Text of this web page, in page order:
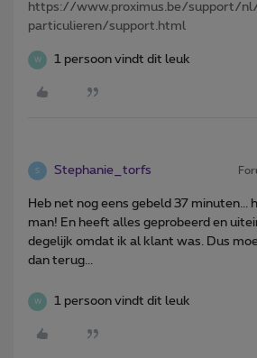
https://www.proximus.be/support/
particulieren/support.html
W 1 persoon vindt dit leuk
S Stephanie_torfs
Heb net nog eens gebeld 37 minuten...
man! En heeft alles geprobeerd en
degelijk omdat ik al klant was. Dus
dan terug...
W 1 persoon vindt dit leuk